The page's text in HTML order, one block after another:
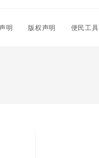
明 版权声明 便民工具